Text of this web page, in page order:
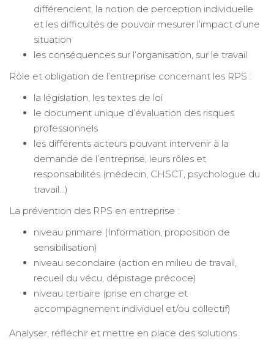
différencient, la notion de perception individuelle
et les difficultés de pouvoir mesurer l’impact d’une
situation
les conséquences sur l’organisation, sur le travail
Rôle et obligation de l’entreprise concernant les RPS :
la législation, les textes de loi
le document unique d’évaluation des risques
professionnels
les différents acteurs pouvant intervenir à la
demande de l’entreprise, leurs rôles et
responsabilités (médecin, CHSCT, psychologue du
travail…)
La prévention des RPS en entreprise :
niveau primaire (Information, proposition de
sensibilisation)
niveau secondaire (action en milieu de travail,
recueil du vécu, dépistage précoce)
niveau tertiaire (prise en charge et
accompagnement individuel et/ou collectif)
Analyser, réfléchir et mettre en place des solutions